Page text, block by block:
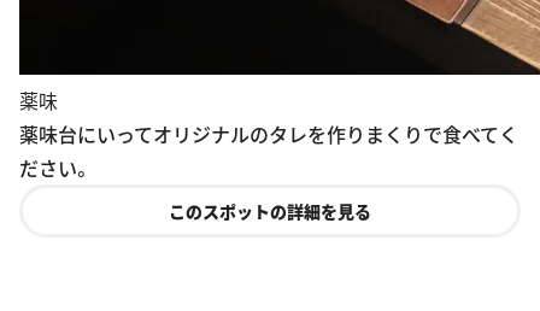
薬味
薬味台にいってオリジナルのタレを作りまくりで食べてく
ださい。
このスポットの詳細を見る